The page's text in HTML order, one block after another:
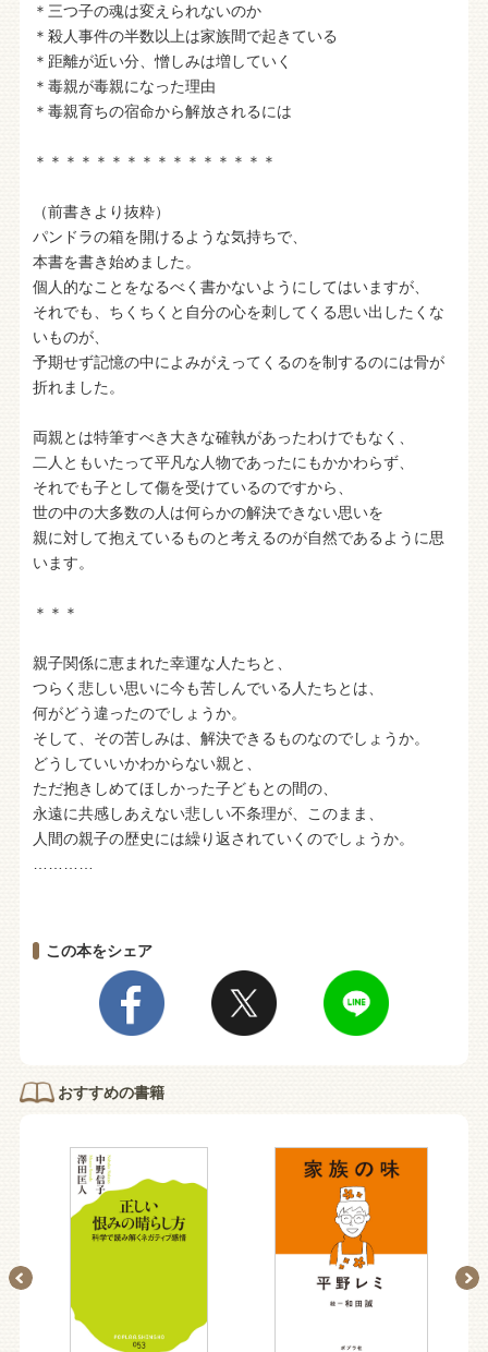
＊三つ子の魂は変えられないのか
＊殺人事件の半数以上は家族間で起きている
＊距離が近い分、憎しみは増していく
＊毒親が毒親になった理由
＊毒親育ちの宿命から解放されるには
＊＊＊＊＊＊＊＊＊＊＊＊＊＊＊＊
（前書きより抜粋）
パンドラの箱を開けるような気持ちで、
本書を書き始めました。
個人的なことをなるべく書かないようにしてはいますが、
それでも、ちくちくと自分の心を刺してくる思い出したくな
いものが、
予期せず記憶の中によみがえってくるのを制するのには骨が
折れました。
両親とは特筆すべき大きな確執があったわけでもなく、
二人ともいたって平凡な人物であったにもかかわらず、
それでも子として傷を受けているのですから、
世の中の大多数の人は何らかの解決できない思いを
親に対して抱えているものと考えるのが自然であるように思
います。
＊＊＊
親子関係に恵まれた幸運な人たちと、
つらく悲しい思いに今も苦しんでいる人たちとは、
何がどう違ったのでしょうか。
そして、その苦しみは、解決できるものなのでしょうか。
どうしていいかわからない親と、
ただ抱きしめてほしかった子どもとの間の、
永遠に共感しあえない悲しい不条理が、このまま、
人間の親子の歴史には繰り返されていくのでしょうか。
この本をシェア
おすすめの書籍